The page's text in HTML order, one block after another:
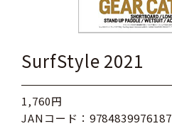
SurfStyle 2021
1,760円
JANコード：9784839976187